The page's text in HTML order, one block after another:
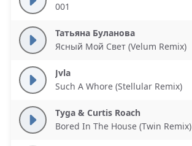
001
Татьяна Буланова
Ясный Мой Свет (Velum Remix)
Jvla
Such A Whore (Stellular Remix)
Tyga & Curtis Roach
Bored In The House (Twin Remix)